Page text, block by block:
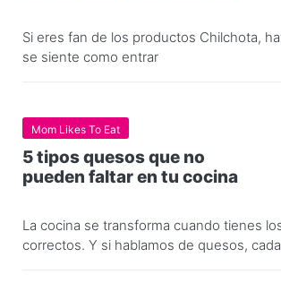
Si eres fan de los productos Chilchota,
se siente como entrar
Mom Likes To Eat
5 tipos quesos que no
pueden faltar en tu cocina
La cocina se transforma cuando tienes
correctos. Y si hablamos de quesos, cada